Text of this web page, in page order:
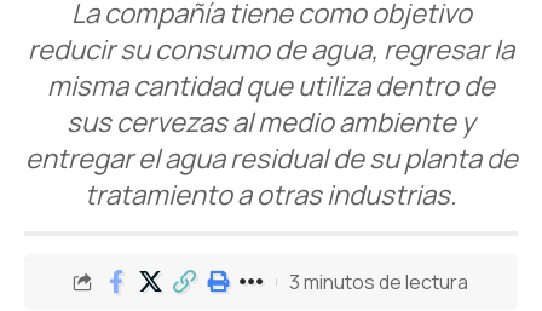
La compañía tiene como objetivo
reducirsu consumo de agua, regresar la
misma cantidad que utiliza dentro de
sus cervezas al medio ambiente y
entregar el agua residual de su planta de
tratamiento a otras industrias.
3 minutos de lectura